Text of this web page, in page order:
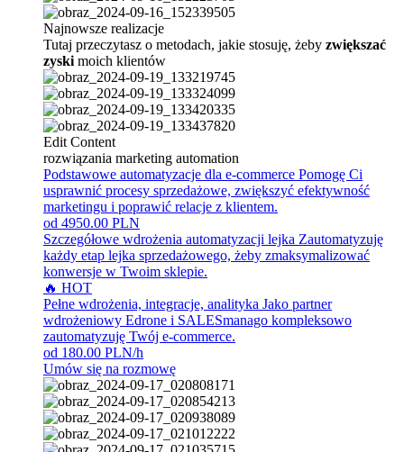
Najnowsze realizacje
Tutaj przeczytasz o metodach, jakie stosuję, żeby zwiększać
zyski moich klientów
Edit Content
rozwiązania marketing automation
Podstawowe automatyzacje dla e-commerce Pomogę Ci
usprawnić procesy sprzedażowe, zwiększyć efektywność
marketingu i poprawić relacje z klientem.
od 4950.00 PLN
Szczegółowe wdrożenia automatyzacji lejka Zautomatyzuję
każdy etap lejka sprzedażowego, żeby zmaksymalizować
konwersje w Twoim sklepie.
🔥 HOT
Pełne wdrożenia, integracje, analityka Jako partner
wdrożeniowy Edrone i SALESmanago kompleksowo
zautomatyzuję Twój e-commerce.
od 180.00 PLN/h
Umów się na rozmowę